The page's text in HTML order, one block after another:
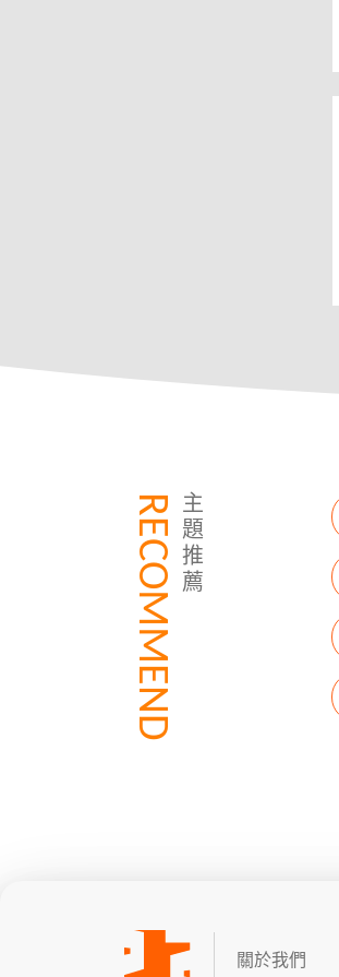
RECOMMEND
主
題
推
薦
關於我們